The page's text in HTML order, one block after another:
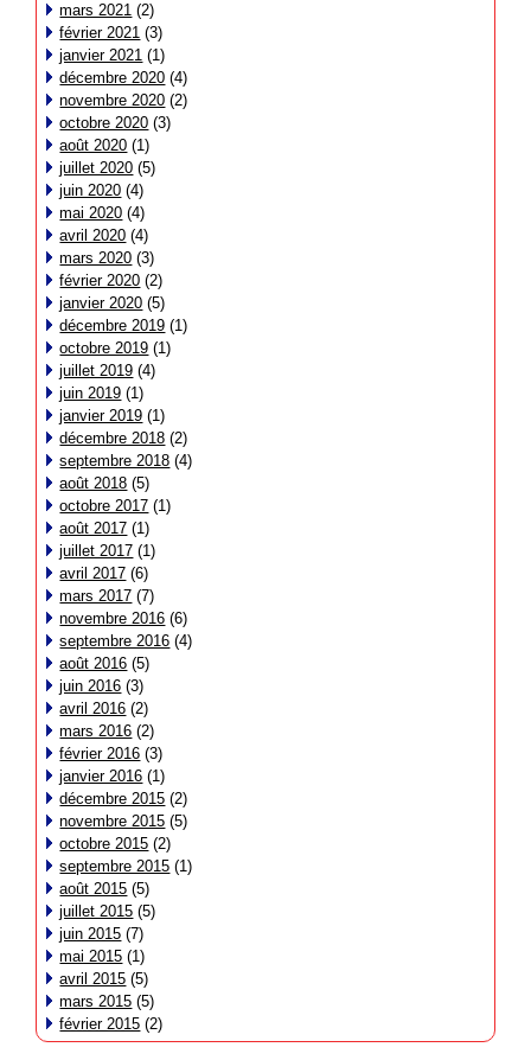
mars 2021 (2)
février 2021 (3)
janvier 2021 (1)
décembre 2020 (4)
novembre 2020 (2)
octobre 2020 (3)
août 2020 (1)
juillet 2020 (5)
juin 2020 (4)
mai 2020 (4)
avril 2020 (4)
mars 2020 (3)
février 2020 (2)
janvier 2020 (5)
décembre 2019 (1)
octobre 2019 (1)
juillet 2019 (4)
juin 2019 (1)
janvier 2019 (1)
décembre 2018 (2)
septembre 2018 (4)
août 2018 (5)
octobre 2017 (1)
août 2017 (1)
juillet 2017 (1)
avril 2017 (6)
mars 2017 (7)
novembre 2016 (6)
septembre 2016 (4)
août 2016 (5)
juin 2016 (3)
avril 2016 (2)
mars 2016 (2)
février 2016 (3)
janvier 2016 (1)
décembre 2015 (2)
novembre 2015 (5)
octobre 2015 (2)
septembre 2015 (1)
août 2015 (5)
juillet 2015 (5)
juin 2015 (7)
mai 2015 (1)
avril 2015 (5)
mars 2015 (5)
février 2015 (2)